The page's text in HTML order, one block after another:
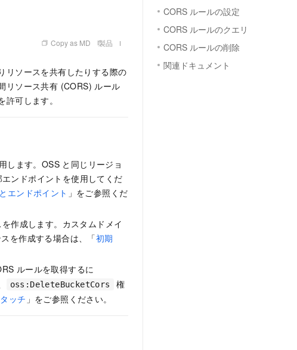
Copy as MD 製品
リソースを共有したりする際の
リソース共有 (CORS) ルール
可します。
します。OSS と同じリージョ
ンドポイントを使用してくだ
エンドポイント 」をご参照くだ
作成します。カスタムドメイ
を作成する場合は、「初期
ルールを取得するに
oss:DeleteBucketCors
権
ッチ 」をご参照ください。
CORS ルールの設定
CORS ルールのクエリ
CORS ルールの削除
関連ドキュメント